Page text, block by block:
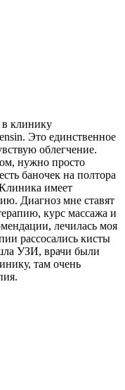
в клинику
Это единственное
облегчение.
нужно просто
баночек на полтора
имеет
Диагноз мне ставят
курс массажа и
лечилась моя
рассосались кисты
УЗИ, врачи были
там очень